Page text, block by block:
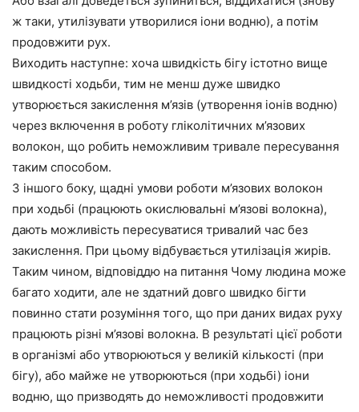
ж таки, утилізувати утворилися іони водню), а потім
продовжити рух.
Виходить наступне: хоча швидкість бігу істотно вище
швидкості ходьби, тим не менш дуже швидко
утворюється закислення м’язів (утворення іонів водню)
через включення в роботу гліколітичних м’язових
волокон, що робить неможливим тривале пересування
таким способом.
З іншого боку, щадні умови роботи м’язових волокон
при ходьбі (працюють окислювальні м’язові волокна),
дають можливість пересуватися тривалий час без
закислення. При цьому відбувається утилізація жирів.
Таким чином, відповіддю на питання Чому людина може
багато ходити, але не здатний довго швидко бігти
повинно стати розуміння того, що при даних видах руху
працюють різні м’язові волокна. В результаті цієї роботи
в організмі або утворюються у великій кількості (при
бігу), або майже не утворюються (при ходьбі) іони
водню, що призводять до неможливості продовжити